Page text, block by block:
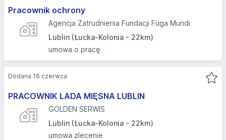
Pracownik ochrony
Agencja Zatrudnienia Fundacji Fuga Mundi
Lublin (Łucka-Kolonia - 22km)
umowa o pracę
PRACOWNIK LADA MIĘSNA LUBLIN
GOLDEN SERWIS
Lublin (Łucka-Kolonia - 22km)
umowa zlecenie
Dodana 16 czerwca